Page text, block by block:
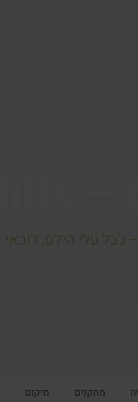
עלי הילס, דובאי
מתקנים מיקום